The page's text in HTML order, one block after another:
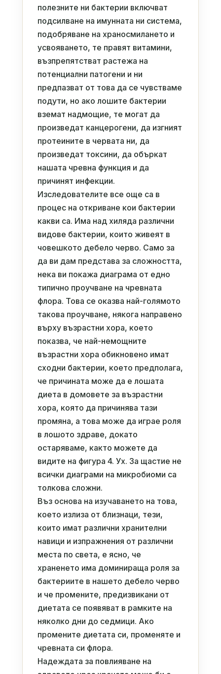
полезните ни бактерии включват
подсилване на имунната ни система,
подобряване на храносмилането и
усвояването, те правят витамини,
възпрепятстват растежа на
потенциални патогени и ни
предпазват от това да се чувстваме
подути, но ако лошите бактерии
вземат надмощие, те могат да
произведат канцерогени, да изгният
протеините в червата ни, да
произведат токсини, да объркат
нашата чревна функция и да
причинят инфекции.
Изследователите все още са в
процес на откриване кои бактерии
какви са. Има над хиляда различни
видове бактерии, които живеят в
човешкото дебело черво. Само за
да ви дам представа за сложността,
нека ви покажа диаграма от едно
типично проучване на чревната
флора. Това се оказва най-голямото
такова проучване, някога направено
върху възрастни хора, което
показва, че най-немощните
възрастни хора обикновено имат
сходни бактерии, което предполага,
че причината може да е лошата
диета в домовете за възрастни
хора, която да причинява тази
промяна, а това може да играе роля
в лошото здраве, докато
остаряваме, както можете да
видите на фигура 4. Ух. За щастие не
всички диаграми на микробиоми са
толкова сложни.
Въз основа на изучаването на това,
което излиза от близнаци, тези,
които имат различни хранителни
навици и изпражнения от различни
места по света, е ясно, че
храненето има доминираща роля за
бактериите в нашето дебело черво
и че промените, предизвикани от
диетата се появяват в рамките на
няколко дни до седмици. Ако
промените диетата си, променяте и
чревната си флора.
Надеждата за повлияване на